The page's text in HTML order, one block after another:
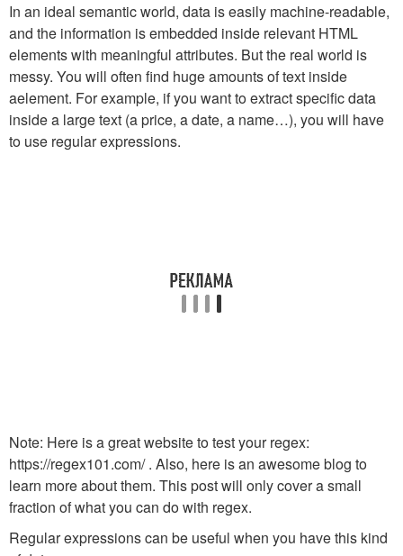
In an ideal semantic world, data is easily machine-readable,
and the information is embedded inside relevant HTML
elements with meaningful attributes. But the real world is
messy. You will often find huge amounts of text inside
aelement. For example, if you want to extract specific data
inside a large text (a price, a date, a name…), you will have
to use regular expressions.
Note: Here is a great website to test your regex:
https://regex101.com/ . Also, here is an awesome blog to
learn more about them. This post will only cover a small
fraction of what you can do with regex.
Regular expressions can be useful when you have this kind